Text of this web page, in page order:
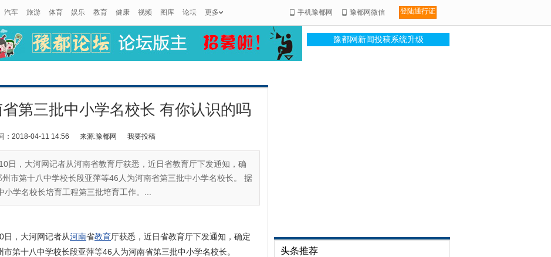
汽车 旅游 体育 娱乐 教育 健康 视频 图库 论坛 更多 手机豫都网 豫都网微信 登陆通行证
豫都网新闻投稿系统升级
第三批中小学名校长 有你认识的吗
：2018-04-11 14:56 来源:豫都网 我要投稿
日，大河网记者从河南省教育厅获悉，近日省教育厅下发通知，确
市第十八中学校长段亚萍等46人为河南省第三批中小学名校长。 据
学名校长培育工程第三批培育工作。...
，大河网记者从河南省教育厅获悉，近日省教育厅下发通知，确定
第十八中学校长段亚萍等46人为河南省第三批中小学名校长。 头条推荐